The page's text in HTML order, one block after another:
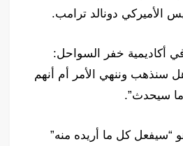
الأميركي دونالد ترامب.
أكاديمية خفر السواحل:
سنذهب وننهي الأمر أم أنهم
ما سيحدث”.
“سيفعل كل ما أريده منه”